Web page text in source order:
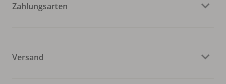
Zahlungsarten
Versand